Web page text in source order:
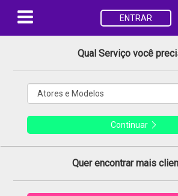
ENTRAR
Qual Serviço você
Continuar
Quer encontrar mais